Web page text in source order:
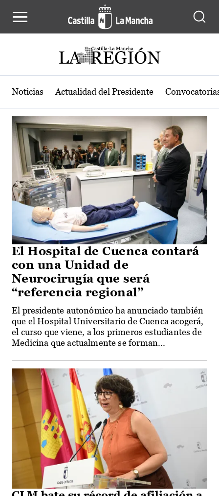
Actualidad de la región de Castilla-
Noticias Actualidad del Presidente
El Hospital de Cuenca contará
con una Unidad de
Neurocirugía que será
“referencia regional”
El presidente autonómico ha anunciado también
que el Hospital Universitario de Cuenca acogerá,
el curso que viene, a los primeros estudiantes de
Medicina que actualmente se forman...